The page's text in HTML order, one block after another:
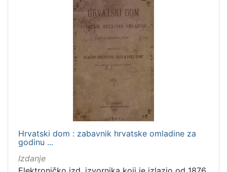
Hrvatski dom : zabavnik hrvatske omladine za
godinu ...
Izdanje